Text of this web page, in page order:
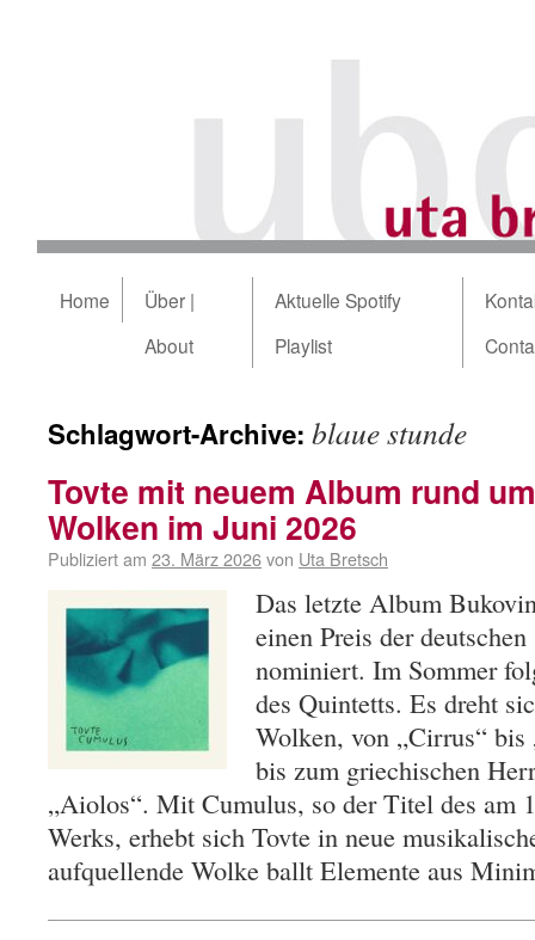
Home
Über |
About
Aktuelle Spotify
Playlist
Schlagwort-Archive: blaue stunde
Tovte mit neuem Album rund
Wolken im Juni 2026
Publiziert am 23. März 2026von Uta Bretsch
Das letzte Album
einen Preis der
nominiert. Im Sommer
des Quintetts. Es dreht
Wolken, von „Cirrus“
bis zum griechischen
„Aiolos“. Mit Cumulus, so der Titel des am
Werks, erhebt sich Tovte in neue
aufquellende Wolke ballt Elemente aus